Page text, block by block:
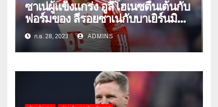
ซาเน่ผู้แข็งแกร่ง อูลี่โฮเนซตื่นเต้นกับ
ฟอร์มของ ลีรอยซาเน่กับบาเยิร์นมิ
วนิคก.ย. 28, 2023 ADMINS